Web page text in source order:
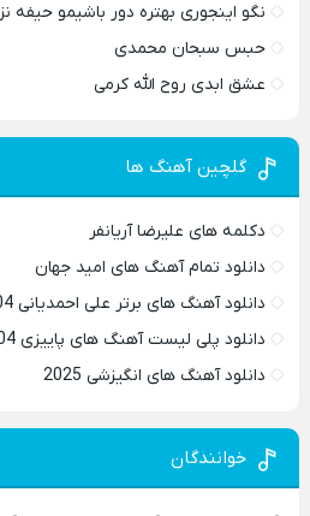
نگو اینجوری بهتره دور باشیمو حیفه
حبس سبحان محمدی
عشق ابدی روح الله کرمی
گلچین آهنگ ها
دکلمه های علیرضا آریانفر
دانلود تمام آهنگ های امید جهان
دانلود آهنگ های برتر علی احمدیانی 1404
دانلود پلی لیست آهنگ های پاییزی 1404
دانلود آهنگ های انگیزشی 2025
خوانندگان